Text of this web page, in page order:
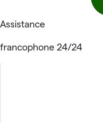
Assistance
francophone 24/24